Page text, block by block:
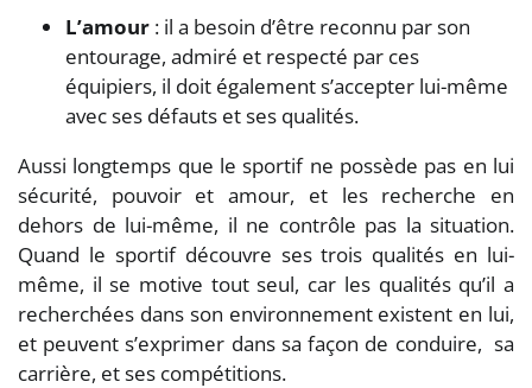
L’amour : il a besoin d’être reconnu par son
entourage, admiré et respecté par ces
équipiers, il doit également s’accepter lui-même
avec ses défauts et ses qualités.
Aussi longtemps que le sportif ne possède pas en lui
sécurité, pouvoir et amour, et les recherche en
dehors de lui-même, il ne contrôle pas la situation.
Quand le sportif découvre ses trois qualités en lui-
même, il se motive tout seul, car les qualités qu’il a
recherchées dans son environnement existent en lui,
et peuvent s’exprimer dans sa façon de conduire, sa
carrière, et ses compétitions.